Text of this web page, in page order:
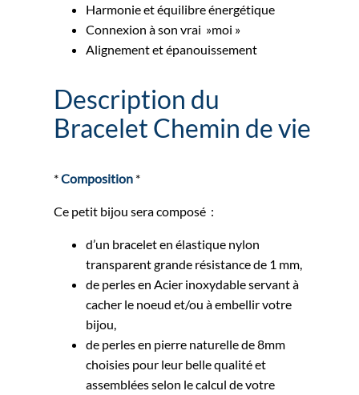
Harmonie et équilibre énergétique
Connexion à son vrai »moi »
Alignement et épanouissement
Description du
Bracelet Chemin de vie
*Composition *
Ce petit bijou sera composé :
d’un bracelet en élastique nylon
transparent grande résistance de 1 mm,
de perles en Acier inoxydable servant à
cacher le noeud et/ou à embellir votre
bijou,
de perles en pierre naturelle de 8mm
choisies pour leur belle qualité et
assemblées selon le calcul de votre